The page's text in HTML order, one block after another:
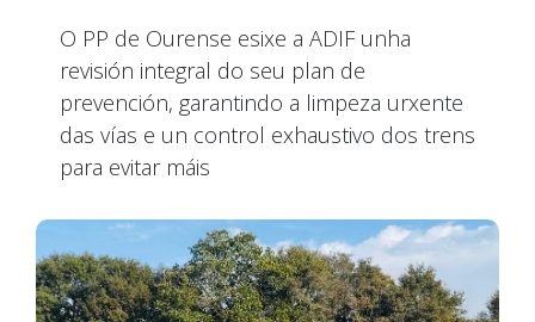
O PP de Ourense esixe a ADIF unha
revisión integral do seu plan de
prevención, garantindo a limpeza urxente
das vías e un control exhaustivo dos trens
para evitar máis